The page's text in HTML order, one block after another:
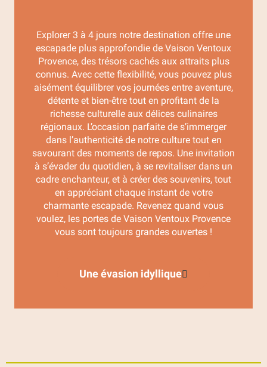
Explorer 3 à 4 jours notre destination offre une
escapade plus approfondie de Vaison Ventoux
Provence, des trésors cachés aux attraits plus
connus. Avec cette flexibilité, vous pouvez plus
aisément équilibrer vos journées entre aventure,
détente et bien-être tout en profitant de la
richesse culturelle aux délices culinaires
régionaux. L’occasion parfaite de s’immerger
dans l’authenticité de notre culture tout en
savourant des moments de repos. Une invitation
à s’évader du quotidien, à se revitaliser dans un
cadre enchanteur, et à créer des souvenirs, tout
en appréciant chaque instant de votre
charmante escapade. Revenez quand vous
voulez, les portes de Vaison Ventoux Provence
vous sont toujours grandes ouvertes !
Une évasion idyllique